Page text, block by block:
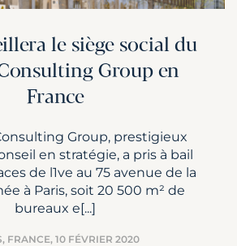
le siège social du
Group en
France
Group, prestigieux
en stratégie, a pris à bail
de l1ve au 75 avenue de la
à Paris, soit 20 500 m² de
bureaux e[...]
FRANCE, 10 FÉVRIER 2020